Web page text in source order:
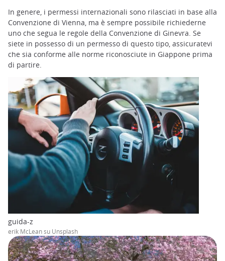
In genere, i permessi internazionali sono rilasciati in base alla
Convenzione di Vienna, ma è sempre possibile richiederne
uno che segua le regole della Convenzione di Ginevra. Se
siete in possesso di un permesso di questo tipo, assicuratevi
che sia conforme alle norme riconosciute in Giappone prima
di partire.
guida-z
erik McLean su Unsplash